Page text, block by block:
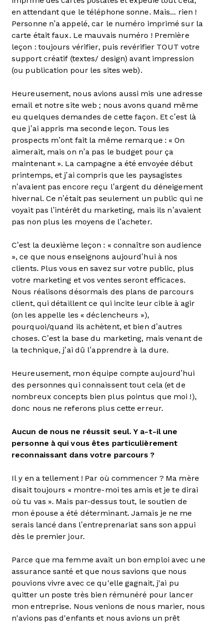
en attendant que le téléphone sonne. Mais... rien !
Personne n’a appelé, car le numéro imprimé sur la
carte était faux. Le mauvais numéro ! Première
leçon : toujours vérifier, puis revérifier TOUT votre
support créatif (textes/ design) avant impression
(ou publication pour les sites web).
Heureusement, nous avions aussi mis une adresse
email et notre site web ; nous avons quand même
eu quelques demandes de cette façon. Et c’est là
que j’ai appris ma seconde leçon. Tous les
prospects m’ont fait la même remarque : « On
aimerait, mais on n’a pas le budget pour ça
maintenant ». La campagne a été envoyée début
printemps, et j’ai compris que les paysagistes
n’avaient pas encore reçu l’argent du déneigement
hivernal. Ce n’était pas seulement un public qui ne
voyait pas l’intérêt du marketing, mais ils n’avaient
pas non plus les moyens de l’acheter.
C’est la deuxième leçon : « connaître son audience
», ce que nous enseignons aujourd’hui à nos
clients. Plus vous en savez sur votre public, plus
votre marketing et vos ventes seront efficaces.
Nous réalisons désormais des plans de parcours
client, qui détaillent ce qui incite leur cible à agir
(on les appelle les « déclencheurs »),
pourquoi/quand ils achètent, et bien d’autres
choses. C’est la base du marketing, mais venant de
la technique, j’ai dû l’apprendre à la dure.
Heureusement, mon équipe compte aujourd’hui
des personnes qui connaissent tout cela (et de
nombreux concepts bien plus pointus que moi !),
donc nous ne referons plus cette erreur.
Aucun de nous ne réussit seul. Y a-t-il une
personne à qui vous êtes particulièrement
reconnaissant dans votre parcours ?
Il y en a tellement ! Par où commencer ? Ma mère
disait toujours « montre-moi tes amis et je te dirai
où tu vas ». Mais par-dessus tout, le soutien de
mon épouse a été déterminant. Jamais je ne me
serais lancé dans l’entreprenariat sans son appui
dès le premier jour.
Parce que ma femme avait un bon emploi avec une
assurance santé et que nous savions que nous
pouvions vivre avec ce qu'elle gagnait, j'ai pu
quitter un poste très bien rémunéré pour lancer
mon entreprise. Nous venions de nous marier, nous
n'avions pas d'enfants et nous avions un prêt